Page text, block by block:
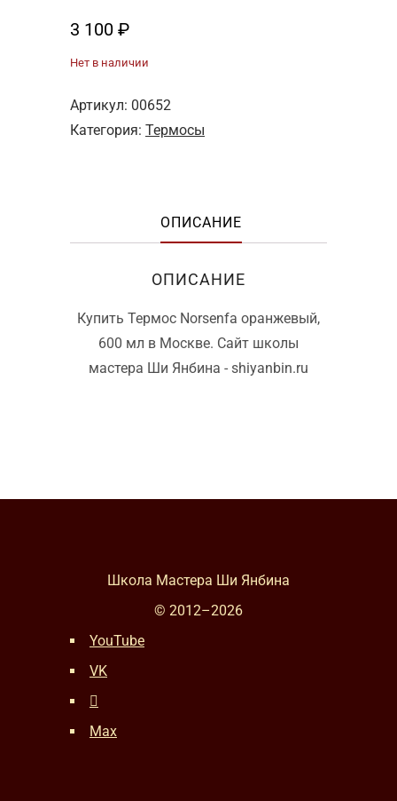
3 100 ₽
Нет в наличии
Артикул: 00652
Категория: Термосы
ОПИСАНИЕ
ОПИСАНИЕ
Купить Термос Norsenfa оранжевый,
600 мл в Москве. Сайт школы
мастера Ши Янбина - shiyanbin.ru
Школа Мастера Ши Янбина
© 2012–2026
YouTube
VK
Max